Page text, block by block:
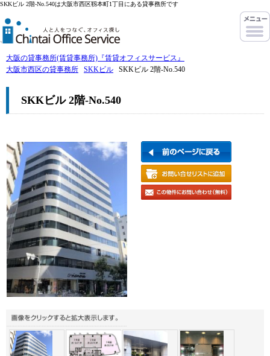
SKKビル 2階-No.540は大阪市西区靱本町1丁目にある貸事務所です
大阪の貸事務所(賃貸事務所)『賃貸オフィスサービス』
大阪市西区の貸事務所
SKKビル SKKビル 2階-No.540
SKKビル 2階-No.540